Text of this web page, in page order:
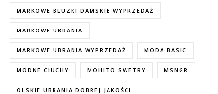
MARKOWE BLUZKI DAMSKIE WYPRZEDAŻ
MARKOWE UBRANIA
MARKOWE UBRANIA WYPRZEDAŻ MODA BASIC
MODNE CIUCHY MOHITO SWETRY MSNGR
OLSKIE UBRANIA DOBREJ JAKOŚCI